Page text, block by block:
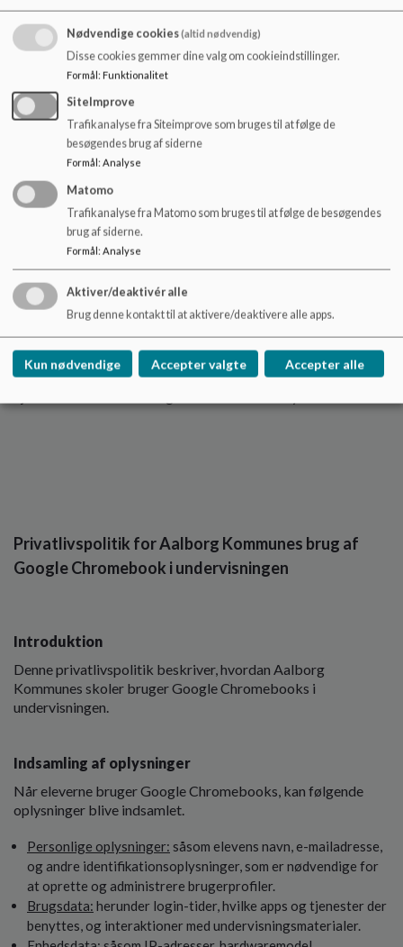
Ret til at få oplyst baggrunden for din pligt til at afgive
oplysninger
Du har ved vores første henvendelse til dig endvidere ret til at
få at vide, om det er et lovkrav eller i henhold til en kontrakt,
du skal give os dine personoplysninger, og hvad
konsekvenserne er ved ikke at gøre det.
Klageadgang
Hvis du får helt eller delvis afslag på en anmodning om
ovenstående regler, skal du have en be grundelse med en
klagevejledning, hvori du kan læse om dine muligheder for at
klage til Datatil synet eller indbringe sagen for domstolene.
Hvis du vil vide mere
Du kan læse mere om dine rettigheder på kommunens
Privatlivspolitik for Aalborg Kommunes brug af
Google Chromebook i undervisningen
Introduktion
Denne privatlivspolitik beskriver, hvordan Aalborg
Kommunes skoler bruger Google Chromebooks i
undervisningen.
Indsamling af oplysninger
Når eleverne bruger Google Chromebooks, kan følgende
oplysninger blive indsamlet.
Personlige oplysninger: såsom elevens navn, e-mailadresse,
og andre identifikationsoplysninger, som er nødvendige for
at oprette og administrere brugerprofiler.
Brugsdata: herunder login-tider, hvilke apps og tjenester der
benyttes, og interaktioner med undervisningsmaterialer.
Nødvendige cookies(altid nødvendig)
Disse cookies gemmer dine valg om cookieindstillinger.
Formål: Funktionalitet
SiteImprove
Trafikanalyse fra Siteimprove som bruges til at følge de
besøgendes brug af siderne
Formål : Analyse
Matomo
Trafikanalyse fra Matomo som bruges til at følge de besøgendes
brug af siderne.
Formål: Analyse
Aktiver/deaktivér alle
Brug denne kontakt til at aktivere/deaktivere alle apps.
Kun nødvendige Accepter valgte Accepter alle